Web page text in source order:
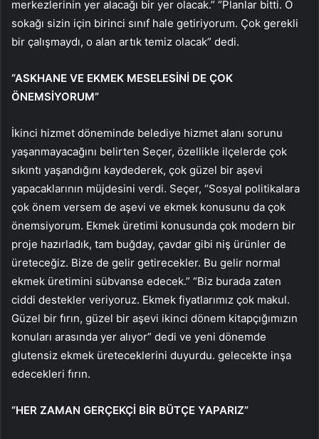
merkezlerinin yer alacağı bir yer olacak.” “Planlar bitti. O
sokağı sizin için birinci sınıf hale getiriyorum. Çok gerekli
bir çalışmaydı, o alan artık temiz olacak” dedi.
“ASKHANE VE EKMEK MESELESİNİ DE ÇOK
ÖNEMSİYORUM”
İkinci hizmet döneminde belediye hizmet alanı sorunu
yaşanmayacağını belirten Seçer, özellikle ilçelerde çok
sıkıntı yaşandığını kaydederek, çok güzel bir aşevi
yapacaklarının müjdesini verdi. Seçer, “Sosyal politikalara
çok önem versem de aşevi ve ekmek konusunu da çok
önemsiyorum. Ekmek üretimi konusunda çok modern bir
proje hazırladık, tam buğday, çavdar gibi niş ürünler de
üreteceğiz. Bize de gelir getirecekler. Bu gelir normal
ekmek üretimini sübvanse edecek.” “Biz burada zaten
ciddi destekler veriyoruz. Ekmek fiyatlarımız çok makul.
Güzel bir fırın, güzel bir aşevi ikinci dönem kitapçığımızın
konuları arasında yer alıyor” dedi ve yeni dönemde
glutensiz ekmek üreteceklerini duyurdu. gelecekte inşa
edecekleri fırın.
“HER ZAMAN GERÇEKÇİ BİR BÜTÇE YAPARIZ”